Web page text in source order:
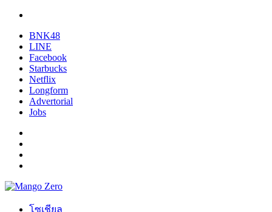
BNK48
LINE
Facebook
Starbucks
Netflix
Longform
Advertorial
Jobs
โซเชียล